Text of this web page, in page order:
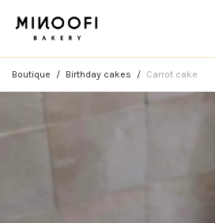
Boutique / Birthday cakes / Carrot cake